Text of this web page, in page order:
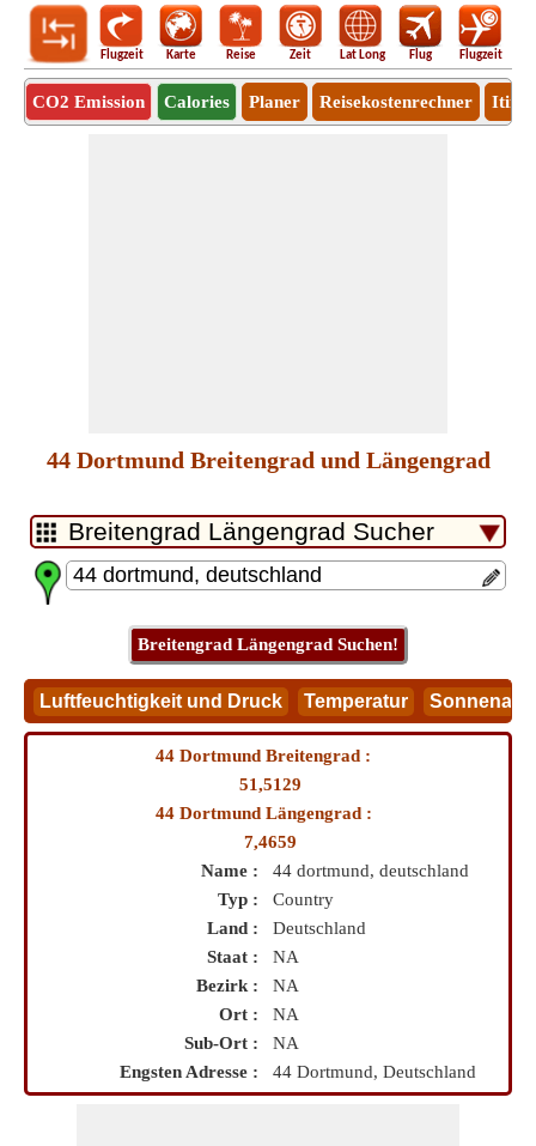
Flugzeit Karte Reise Zeit Lat Long Flug Flugzeit
CO2 Emission Calories Planer Reisekostenrechner
44 Dortmund Breitengrad und Längengrad
44 Dortmund Breitengrad :
51,5129
44 Dortmund Längengrad :
7,4659
Name :
44 dortmund, deutschland
Typ :
Country
Land :
Deutschland
Staat :
NA
Bezirk :
NA
Ort :
NA
Sub-Ort :
NA
Engsten Adresse :
44 Dortmund, Deutschland